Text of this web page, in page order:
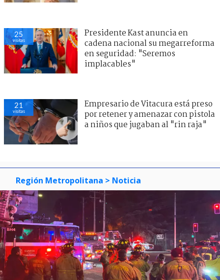
25
visitas
Presidente Kast anuncia en
cadena nacional su megarreforma
en seguridad: "Seremos
implacables"
21
visitas
Empresario de Vitacura está preso
por retener y amenazar con pistola
a niños que jugaban al "rin raja"
Región Metropolitana > Noticia